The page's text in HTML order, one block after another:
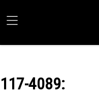
117-4089: